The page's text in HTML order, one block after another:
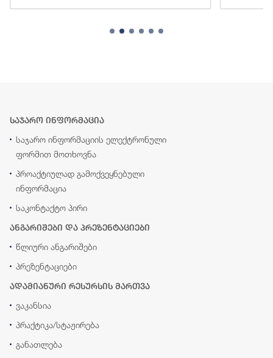
საჯარო ინფორმაცია
საჯარო ინფორმაციის ელექტრონული
ფორმით მოთხოვნა
პროაქტიულად გამოქვეყნებული
ინფორმაცია
საკონტაქტო პირი
ანგარიშები და პრეზენტაციები
წლიური ანგარიშები
პრეზენტაციები
ადამიანური რესურსის მართვა
ვაკანსია
პრაქტიკა/სტაჟირება
განათლება